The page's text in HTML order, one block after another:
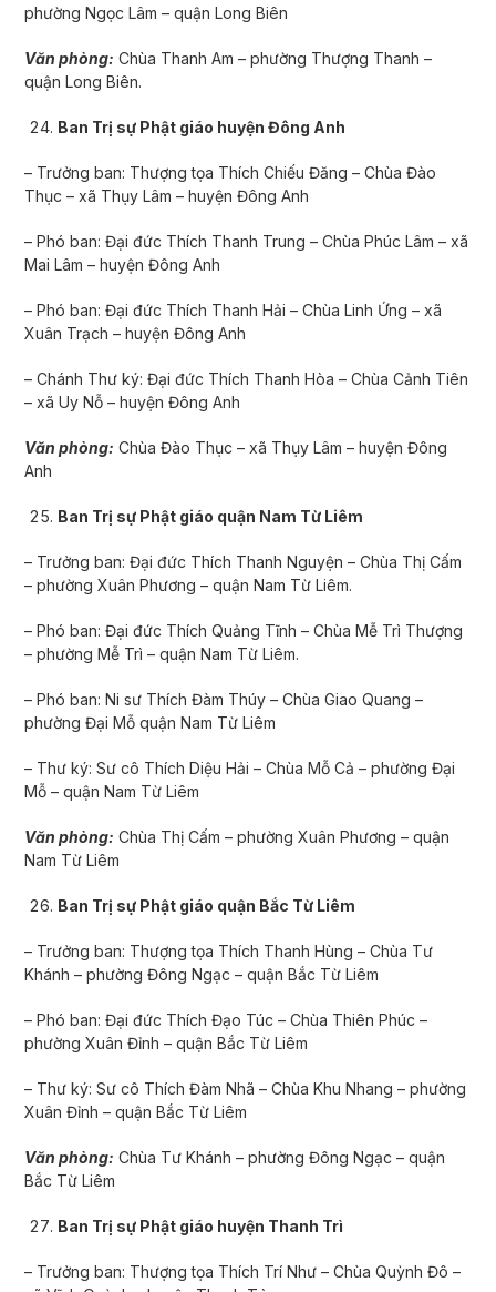
phường Ngọc Lâm – quận Long Biên
Văn phòng: Chùa Thanh Am – phường Thượng Thanh –
quận Long Biên.
Ban Trị sự Phật giáo huyện Đông Anh
– Trưởng ban: Thượng tọa Thích Chiếu Đăng – Chùa Đào
Thục – xã Thụy Lâm – huyện Đông Anh
– Phó ban: Đại đức Thích Thanh Trung – Chùa Phúc Lâm – xã
Mai Lâm – huyện Đông Anh
– Phó ban: Đại đức Thích Thanh Hải – Chùa Linh Ứng – xã
Xuân Trạch – huyện Đông Anh
– Chánh Thư ký: Đại đức Thích Thanh Hòa – Chùa Cảnh Tiên
– xã Uy Nỗ – huyện Đông Anh
Văn phòng: Chùa Đào Thục – xã Thụy Lâm – huyện Đông
Anh
Ban Trị sự Phật giáo quận Nam Từ Liêm
– Trưởng ban: Đại đức Thích Thanh Nguyện – Chùa Thị Cấm
– phường Xuân Phương – quận Nam Từ Liêm.
– Phó ban: Đại đức Thích Quảng Tĩnh – Chùa Mễ Trì Thượng
– phường Mễ Trì – quận Nam Từ Liêm.
– Phó ban: Ni sư Thích Đàm Thúy – Chùa Giao Quang –
phường Đại Mỗ quận Nam Từ Liêm
– Thư ký: Sư cô Thích Diệu Hải – Chùa Mỗ Cả – phường Đại
Mỗ – quận Nam Từ Liêm
Văn phòng: Chùa Thị Cấm – phường Xuân Phương – quận
Nam Từ Liêm
Ban Trị sự Phật giáo quận Bắc Từ Liêm
– Trưởng ban: Thượng tọa Thích Thanh Hùng – Chùa Tư
Khánh – phường Đông Ngạc – quận Bắc Từ Liêm
– Phó ban: Đại đức Thích Đạo Túc – Chùa Thiên Phúc –
phường Xuân Đỉnh – quận Bắc Từ Liêm
– Thư ký: Sư cô Thích Đàm Nhã – Chùa Khu Nhang – phường
Xuân Đỉnh – quận Bắc Từ Liêm
Văn phòng: Chùa Tư Khánh – phường Đông Ngạc – quận
Bắc Từ Liêm
Ban Trị sự Phật giáo huyện Thanh Trì
– Trưởng ban: Thượng tọa Thích Trí Như – Chùa Quỳnh Đô –